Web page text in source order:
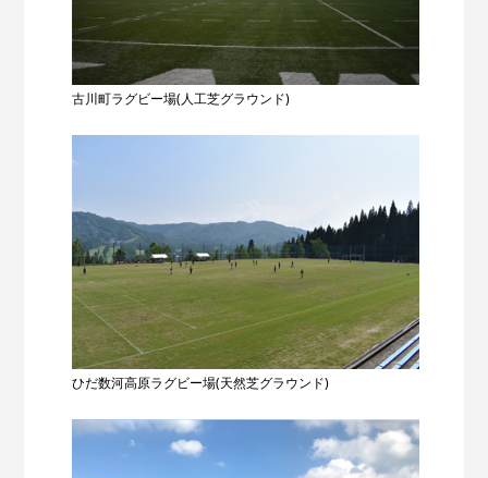
古川町ラグビー場(人工芝グラウンド)
ひだ数河高原ラグビー場(天然芝グラウンド)